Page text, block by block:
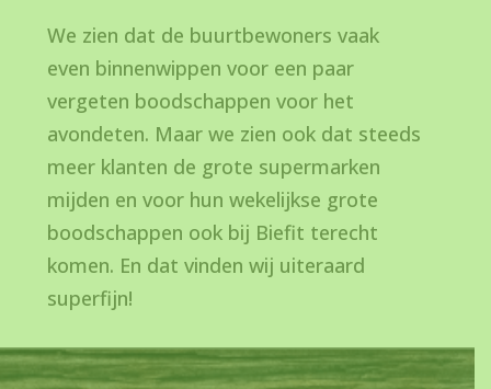
We zien dat de buurtbewoners vaak
even binnenwippen voor een paar
vergeten boodschappen voor het
avondeten. Maar we zien ook dat steeds
meer klanten de grote supermarken
mijden en voor hun wekelijkse grote
boodschappen ook bij Biefit terecht
komen. En dat vinden wij uiteraard
superfijn!